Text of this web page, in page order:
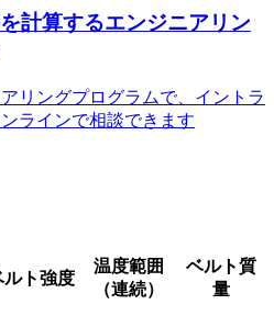
計算するエンジニアリン
リングプログラムで、イントラ
ラインで相談できます
ルト強度
温度範囲
（連続）
ベルト質
量